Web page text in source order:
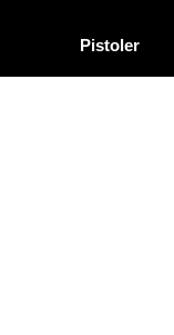
Pistoler